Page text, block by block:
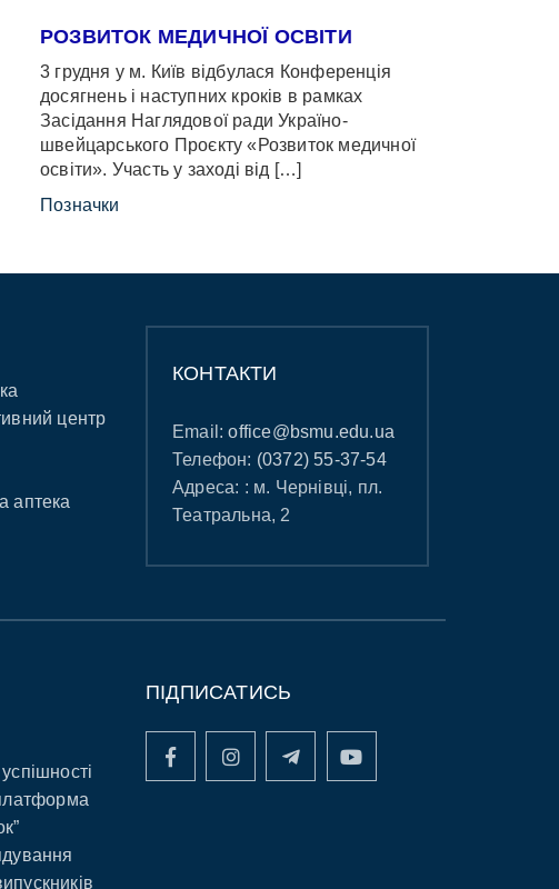
РОЗВИТОК МЕДИЧНОЇ ОСВІТИ
3 грудня у м. Київ відбулася Конференція
досягнень і наступних кроків в рамках
Засідання Наглядової ради Україно-
швейцарського Проєкту «Розвиток медичної
освіти». Участь у заході від […]
Позначки
центр
аптека
КОНТАКТИ
Email:office@bsmu.edu.ua
Телефон: (0372) 55-37-54
Адреса: : м. Чернівці, пл.
Театральна, 2
ПІДПИСАТИСЬ